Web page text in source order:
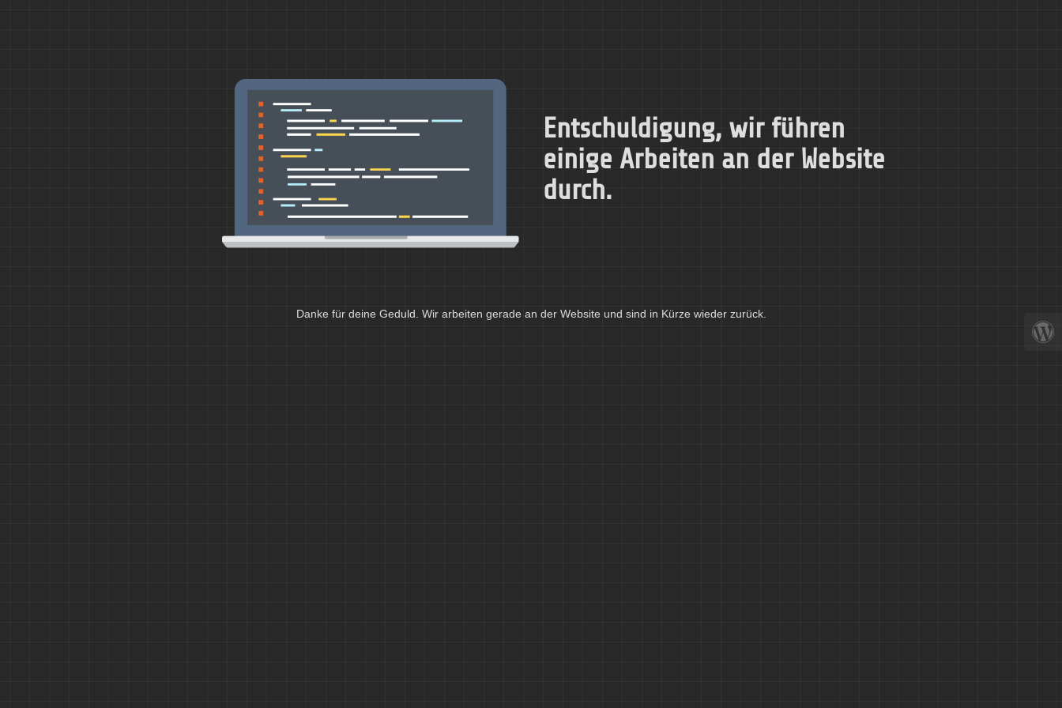
Entschuldigung, wir führen
einige Arbeiten an der Website
durch.
Danke für deine Geduld. Wir arbeiten gerade an der Website und sind in Kürze wieder zurück.